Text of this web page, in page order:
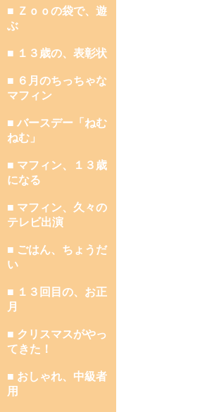
■ Ｚｏｏの袋で、遊
ぶ
■ １３歳の、表彰状
■ ６月のちっちゃな
マフィン
■ バースデー「ねむ
ねむ」
■ マフィン、１３歳
になる
■ マフィン、久々の
テレビ出演
■ ごはん、ちょうだ
い
■ １３回目の、お正
月
■ クリスマスがやっ
てきた！
■ おしゃれ、中級者
用